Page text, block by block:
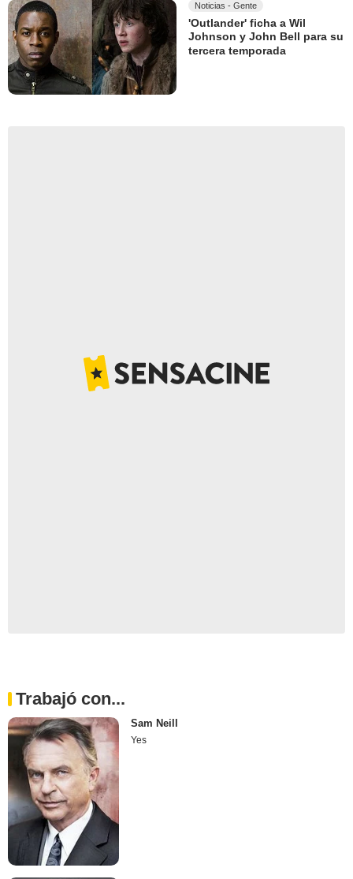
Noticias - Gente
'Outlander' ficha a Wil
Johnson y John Bell para su
tercera temporada
Trabajó con...
Sam Neill
Yes